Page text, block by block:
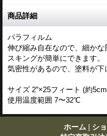
商品詳細
パラフィルム
伸び縮み自在なので、細かな
スキングが簡単にできます。
気密性があるので、塗料が下
サイズ 2″×25フィート (約
使用温度範囲 7〜32℃
ホーム | シ